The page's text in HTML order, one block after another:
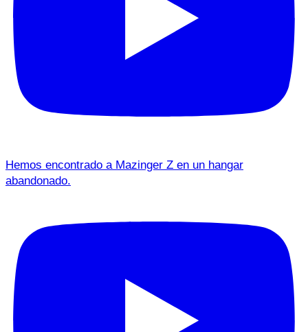
Hemos encontrado a Mazinger Z en un hangar
abandonado.